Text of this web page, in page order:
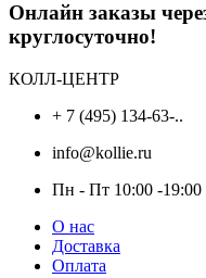
Онлайн заказы
круглосуточно!
КОЛЛ-ЦЕНТР
+ 7 (495) 134-63-..
info@kollie.ru
Пн - Пт 10:00 -19:00
О нас
Доставка
Оплата